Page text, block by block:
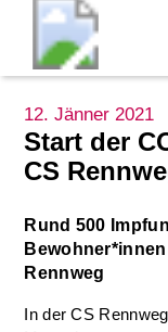
12. Jänner 2021
Start der
CS
Rund 500
Rennweg
In der CS